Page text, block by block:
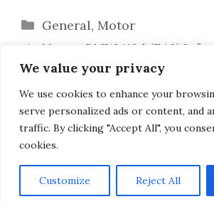
We value your privacy
We use cookies to enhance your
serve personalized ads or content, and
traffic. By clicking "Accept All", you
cookies.
Customize Reject All
Categorías
General, Motor
Nuevo BMW 118d (F40)
Conducción
Informe de conducción
quattro
AVISO LEGAL, POLITICA DE